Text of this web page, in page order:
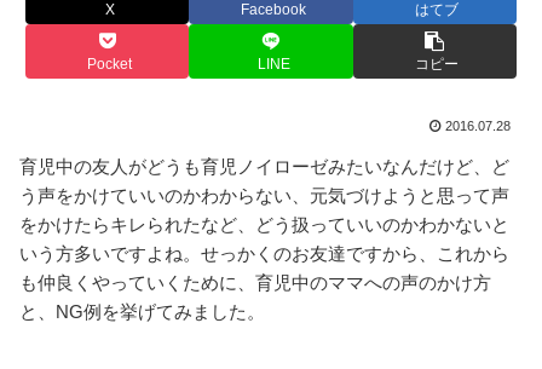
X Facebook はてブ
Pocket LINE コピー
2016.07.28
育児中の友人がどうも育児ノイローゼみたいなんだけど、ど
う声をかけていいのかわからない、元気づけようと思って声
をかけたらキレられたなど、どう扱っていいのかわかないと
いう方多いですよね。せっかくのお友達ですから、これから
も仲良くやっていくために、育児中のママへの声のかけ方
と、NG例を挙げてみました。